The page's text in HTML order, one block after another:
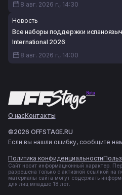
8 авг. 2026 г., 14:30
Новость
Все наборы поддержки
International 2026
8 авг. 2026 г., 14:00
Beta
О насКонтакты
©2026 OFFSTAGE.RU
Если вы нашли ошибку, сообщите
Политика конфиденциальности
Сайт носит информационный характер.
разрешена только с активной ссылкой на
материалы сайта могут содержать
для лиц младше 18 лет.